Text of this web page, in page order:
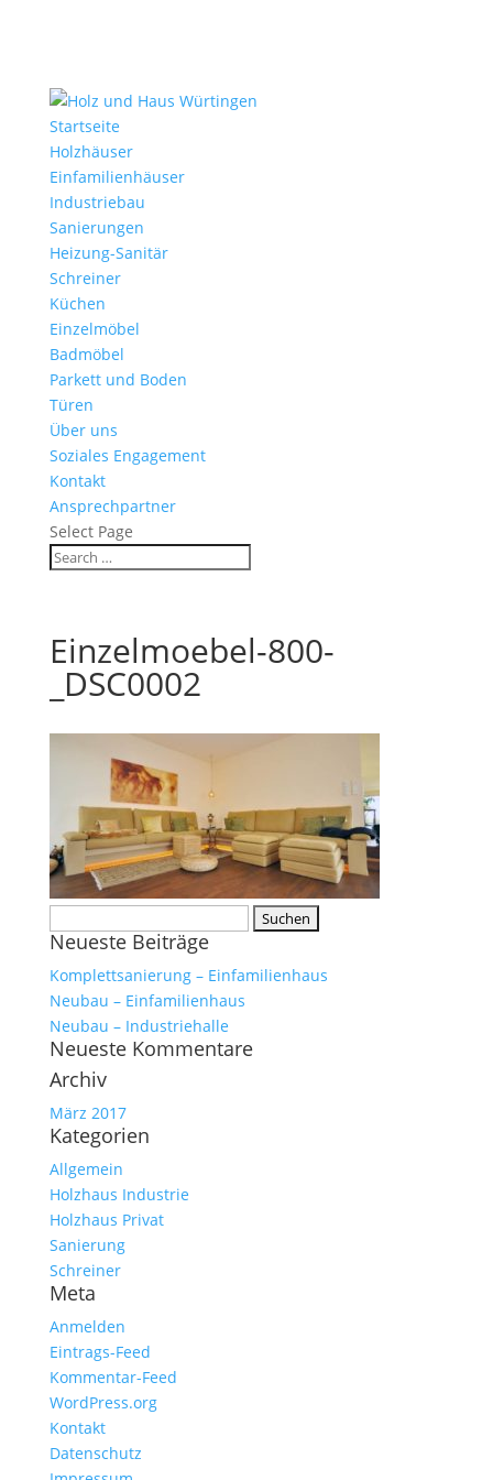
Startseite
Holzhäuser
Einfamilienhäuser
Industriebau
Sanierungen
Heizung-Sanitär
Schreiner
Küchen
Einzelmöbel
Badmöbel
Parkett und Boden
Türen
Über uns
Soziales Engagement
Kontakt
Ansprechpartner
Select Page
Einzelmoebel-800-
_DSC0002
nach:
Neueste Beiträge
Komplettsanierung – Einfamilienhaus
Neubau – Einfamilienhaus
Neubau – Industriehalle
Neueste Kommentare
Archiv
März 2017
Kategorien
Allgemein
Holzhaus Industrie
Holzhaus Privat
Sanierung
Schreiner
Meta
Anmelden
Eintrags-Feed
Kommentar-Feed
WordPress.org
Kontakt
Datenschutz